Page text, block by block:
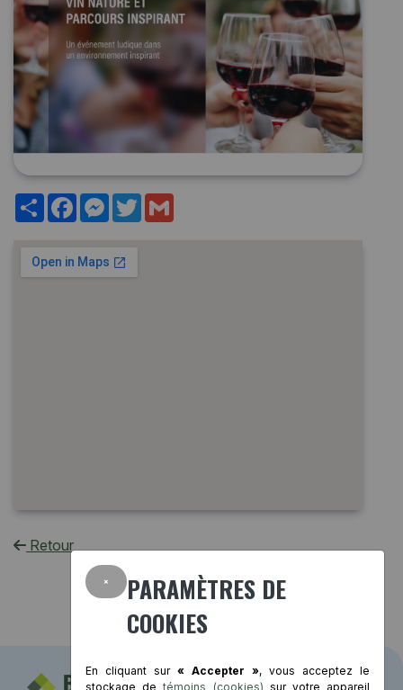
PartagerFacebookMessenger
Twitter
Retour
×
PARAMÈTRES DE
COOKIES
En cliquant sur « Accepter », vous acceptez le
stockage detémoins (cookies) sur votre appareil